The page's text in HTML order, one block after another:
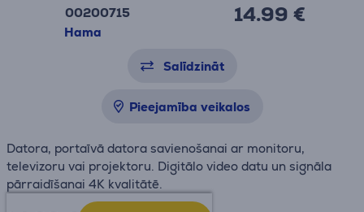
00200715
Hama
14.99 €
Salīdzināt
Pieejamība veikalos
Datora, portaīvā datora savienošanai ar monitoru,
televizoru vai projektoru. Digitālo video datu un signāla
pārraidīšanai 4K kvalitātē.